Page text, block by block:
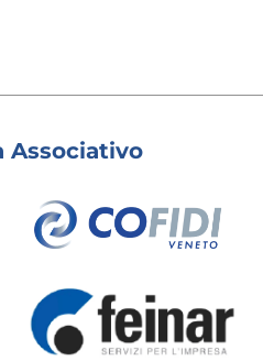
Associativo